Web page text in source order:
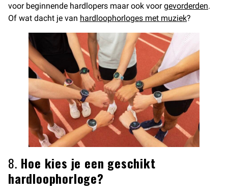
voor beginnende hardlopers maar ook voorgevorderden.
Of wat dacht je van hardloophorloges met muziek?
8. Hoe kies je een geschikt
hardloophorloge?